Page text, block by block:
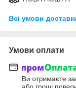
Всі умови
Умови оплати
Ви отримаєте